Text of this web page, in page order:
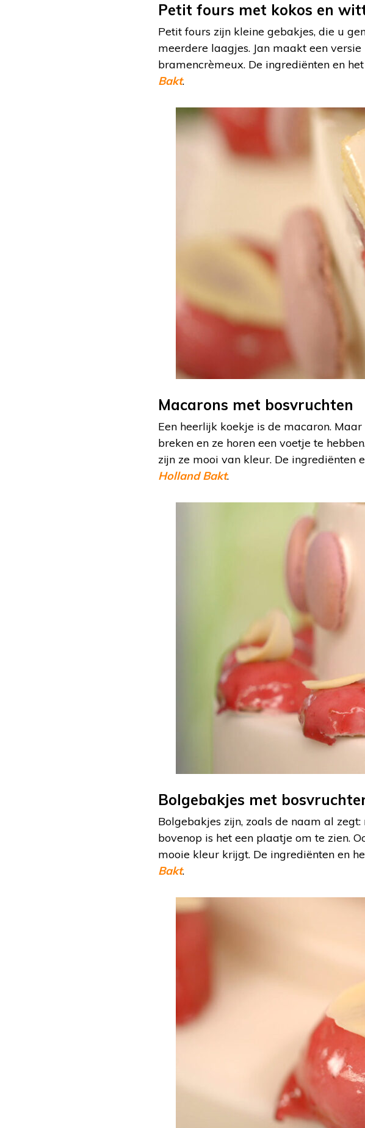
Petit fours met kokos en
Petit fours zijn kleine gebakjes, die u
meerdere laagjes. Jan maakt een
bramencrèmeux. De ingrediënten en
Bakt.
Macarons met bosvruchten
Een heerlijk koekje is de macaron.
breken en ze horen een voetje te
zijn ze mooi van kleur. De ingrediënten
Holland Bakt.
Bolgebakjes met
Bolgebakjes zijn, zoals de naam al
bovenop is het een plaatje om te zien.
mooie kleur krijgt. De ingrediënten en
Bakt.